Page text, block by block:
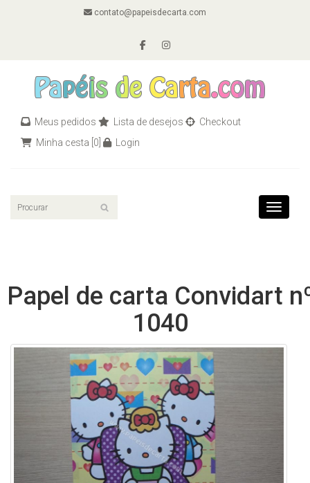
contato@papeisdecarta.com
Meus pedidos Lista de desejos
Checkout
Minha cesta [0] Login
Toggle
Papel de carta Convidart
1040